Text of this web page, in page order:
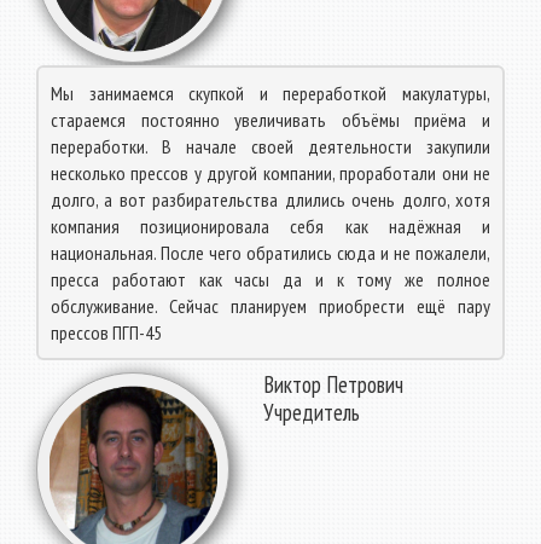
Мы занимаемся скупкой и переработкой макулатуры,
стараемся постоянно увеличивать объёмы приёма и
переработки. В начале своей деятельности закупили
несколько прессов у другой компании, проработали они не
долго, а вот разбирательства длились очень долго, хотя
компания позиционировала себя как надёжная и
национальная. После чего обратились сюда и не пожалели,
пресса работают как часы да и к тому же полное
обслуживание. Сейчас планируем приобрести ещё пару
прессов ПГП-45
Виктор Петрович
Учредитель